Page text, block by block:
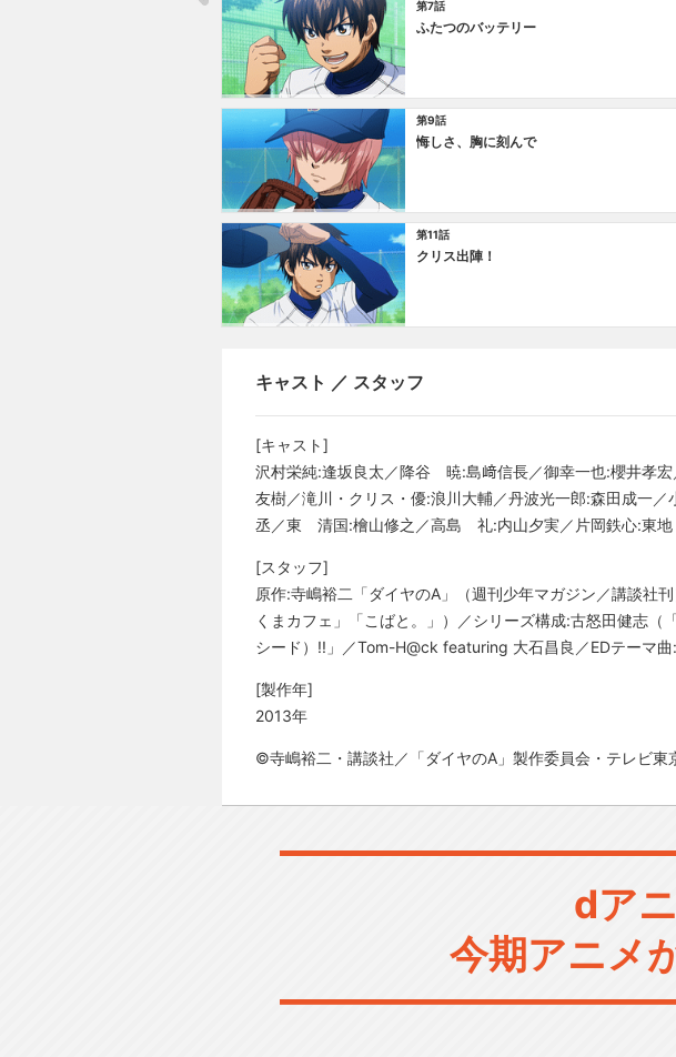
第7話
ふたつのバッテリー
第9話
悔しさ、胸に刻んで
第11話
クリス出陣！
キャスト ／ スタッフ
[キャスト]
沢村栄純:逢坂良太／降谷 暁:島﨑信長／御幸一也:櫻井孝
友樹／滝川・クリス・優:浪川大輔／丹波光一郎:森田成
丞／東 清国:檜山修之／高島 礼:内山夕実／片岡鉄心:東地
[スタッフ]
原作:寺嶋裕二「ダイヤのA」（週刊少年マガジン／講談社
くまカフェ」「こばと。」）／シリーズ構成:古怒田健志
シード）!!」／Tom-H@ck featuring 大石昌良／EDテーマ
[製作年]
2013年
©寺嶋裕二・講談社／「ダイヤのA」製作委員会・テレビ東
dア
今期アニメ